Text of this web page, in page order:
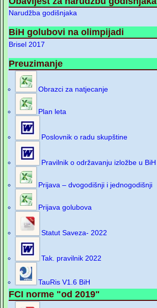
Narudžba godišnjaka
BiH golubovi na olimpijadi
Brisel 2017
Preuzimanje
Obrazci za natjecanje
Plan leta
Poslovnik o radu skupštine
Pravilnik o održavanju izložbe u BiH
Prijava – dvogodišnji i jednogodišnji
Prijava golubova
Statut Saveza- 2022
Tak. pravilnik 2022
TauRis V1.6 BiH
FCI norme "od 2019"